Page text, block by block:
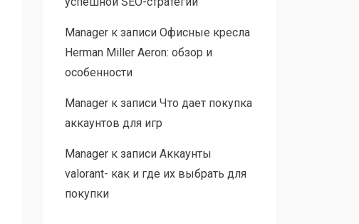
Managerк записи Офисные кресла
Herman Miller Aeron: обзор и
особенности
Managerк записи Что дает покупка
аккаунтов для игр
Managerк записи Аккаунты
valorant- как и где их выбрать для
покупки